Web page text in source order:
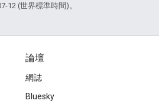
12 (世界標準時間)。
論壇
網誌
Bluesky